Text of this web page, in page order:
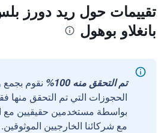
تقييمات حول ريد دورز
بانغلاو بوهول
تم التحقق منه 100%
نقوم
الحجوزات التي تم التحقق منها
مع شركائنا الخارجيين الموثوقين.